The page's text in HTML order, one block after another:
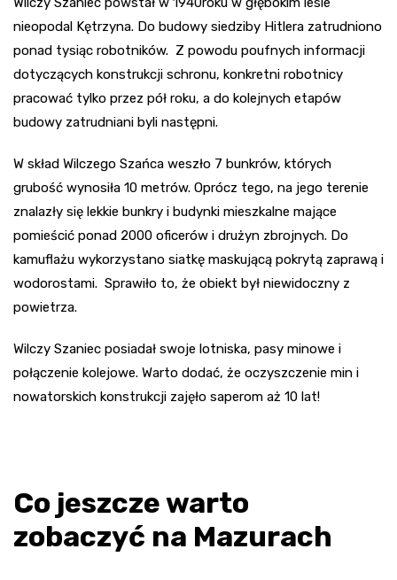
nieopodal Kętrzyna. Do budowy siedziby Hitlera zatrudniono
ponad tysiąc robotników. Z powodu poufnych informacji
dotyczących konstrukcji schronu, konkretni robotnicy
pracować tylko przez pół roku, a do kolejnych etapów
budowy zatrudniani byli następni.
W skład Wilczego Szańca weszło 7 bunkrów, których
grubość wynosiła 10 metrów. Oprócz tego, na jego terenie
znalazły się lekkie bunkry i budynki mieszkalne mające
pomieścić ponad 2000 oficerów i drużyn zbrojnych. Do
kamuflażu wykorzystano siatkę maskującą pokrytą zaprawą i
wodorostami. Sprawiło to, że obiekt był niewidoczny z
powietrza.
Wilczy Szaniec posiadał swoje lotniska, pasy minowe i
połączenie kolejowe. Warto dodać, że oczyszczenie min i
nowatorskich konstrukcji zajęło saperom aż 10 lat!
Co jeszcze warto
zobaczyć na Mazurach